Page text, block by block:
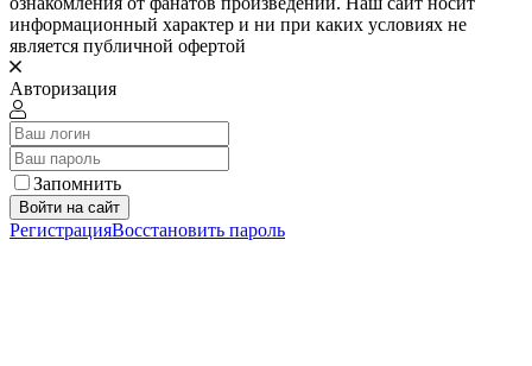
информационный характер и ни при каких условиях не
является публичной офертой
Авторизация
Запомнить
Войти на сайт
РегистрацияВосстановить пароль